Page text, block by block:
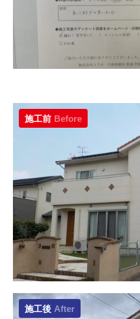
施工前 Before
施工後 After